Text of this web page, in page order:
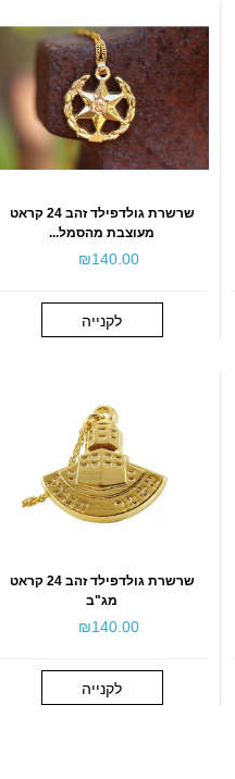
שרשרת גולדפילד זהב 24 קראט
מעוצבת מהסמל...
₪‎140.00
לקנייה
שרשרת גולדפילד זהב 24 קראט
מג"ב
₪‎140.00
לקנייה